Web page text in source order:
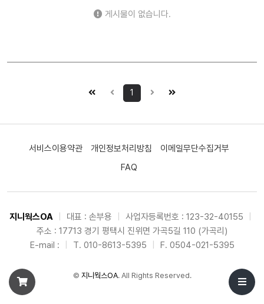
게시물이 없습니다.
1
서비스이용약관 개인정보처리방침
이메일무단수집거부
FAQ
지니웍스OA 대표 : 손부용 사업자등록번호 : 123-32-40155
주소 : 17713 경기 평택시 진위면 가곡5길 110 (가곡리)
E-mail :
T. 010-8613-5395 F. 0504-021-5395
© 지니웍스OA. All Rights Reserved.